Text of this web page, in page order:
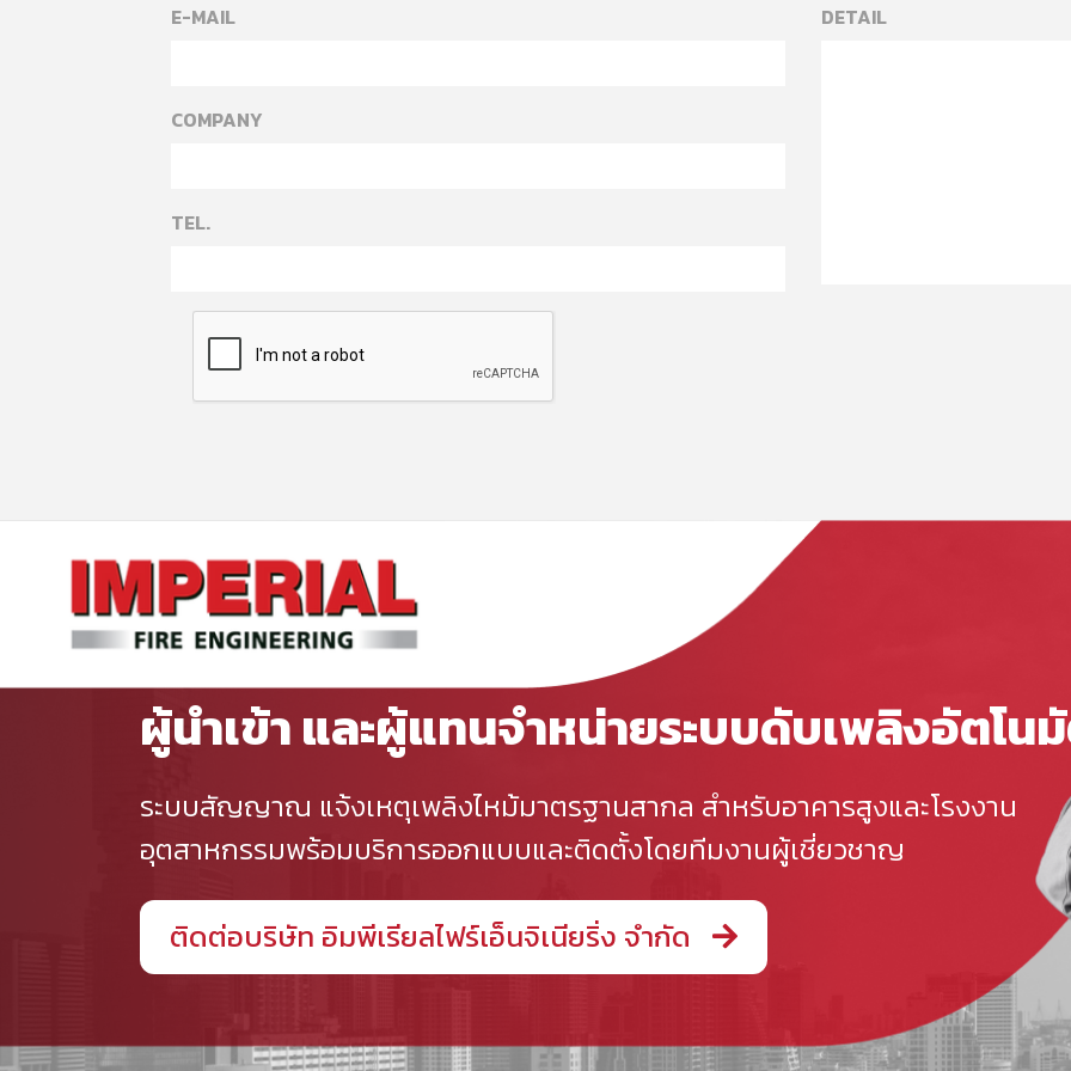
E-MAIL
COMPANY
TEL.
DETAIL
ผู้นำเข้า และผู้แทนจำหน่ายระบบดับเพลิงอัตโน
ระบบสัญญาณ แจ้งเหตุเพลิงไหม้มาตรฐานสากล สำหรับอาคารสูงและโรงงาน
อุตสาหกรรมพร้อมบริการออกแบบและติดตั้งโดยทีมงานผู้เชี่ยวชาญ
ติดต่อบริษัท อิมพีเรียลไฟร์เอ็นจิเนียริ่ง จำกัด